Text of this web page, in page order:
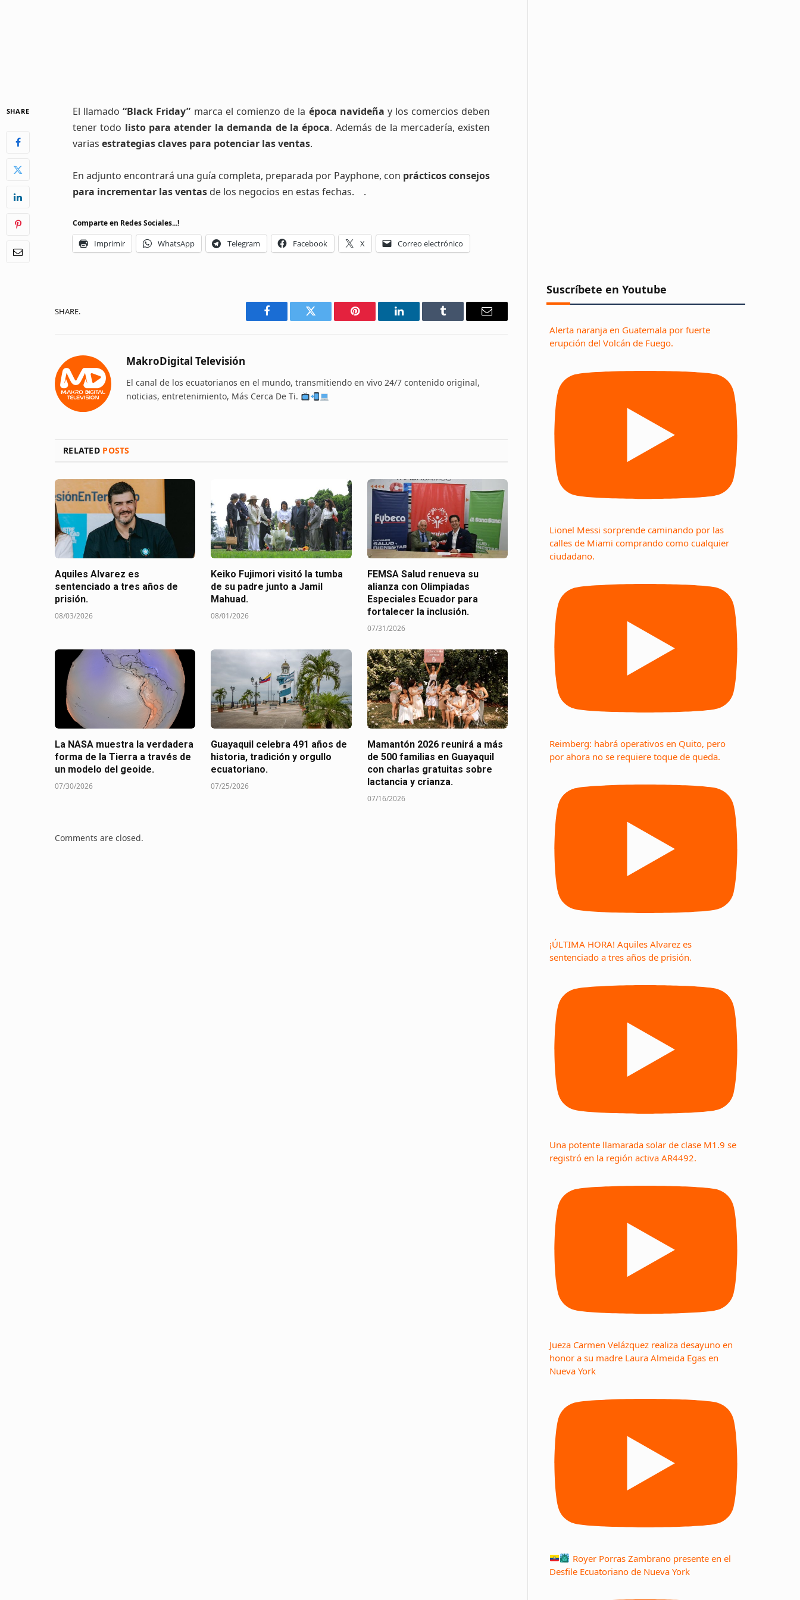
SHARE El llamado “Black Friday” marca el comienzo de la época navideña y los comercios deben
tener todo listo para atender la demanda de la época. Además de la mercadería, existen
varias estrategias claves para potenciar las ventas.
En adjunto encontrará una guía completa, preparada por Payphone, con prácticos consejos
para incrementar las ventasde los negocios en estas fechas. .
Comparte en Redes Sociales...!
Imprimir WhatsApp Telegram Facebook X Correo electrónico
SHARE.
Facebook Twitter Pinterest LinkedIn Tumblr Email
MakroDigital Televisión
El canal de los ecuatorianos en el mundo, transmitiendo en vivo 24/7 contenido original,
noticias, entretenimiento, Más Cerca De Ti.
RELATED POSTS
Aquiles Alvarez es
sentenciado a tres años de
prisión.
08/03/2026
Keiko Fujimori visitó la tumba
de su padre junto a Jamil
Mahuad.
08/01/2026
FEMSA Salud renueva su
alianza con Olimpiadas
Especiales Ecuador para
fortalecer la inclusión.
07/31/2026
La NASA muestra la verdadera
forma de la Tierra a través de
un modelo del geoide.
07/30/2026
Guayaquil celebra 491 años de
historia, tradición y orgullo
ecuatoriano.
07/25/2026
Mamantón 2026 reunirá a más
de 500 familias en Guayaquil
con charlas gratuitas sobre
lactancia y crianza.
07/16/2026
Comments are closed.
Suscríbete en Youtube
Alerta naranja en Guatemala por fuerte
erupción del Volcán de Fuego.
Lionel Messi sorprende caminando por las
calles de Miami comprando como cualquier
ciudadano.
Reimberg: habrá operativos en Quito, pero
por ahora no se requiere toque de queda.
¡ÚLTIMA HORA! Aquiles Alvarez es
sentenciado a tres años de prisión.
Una potente llamarada solar de clase M1.9 se
registró en la región activa AR4492.
Jueza Carmen Velázquez realiza desayuno en
honor a su madre Laura Almeida Egas en
Nueva York
Royer Porras Zambrano presente en el
Desfile Ecuatoriano de Nueva York